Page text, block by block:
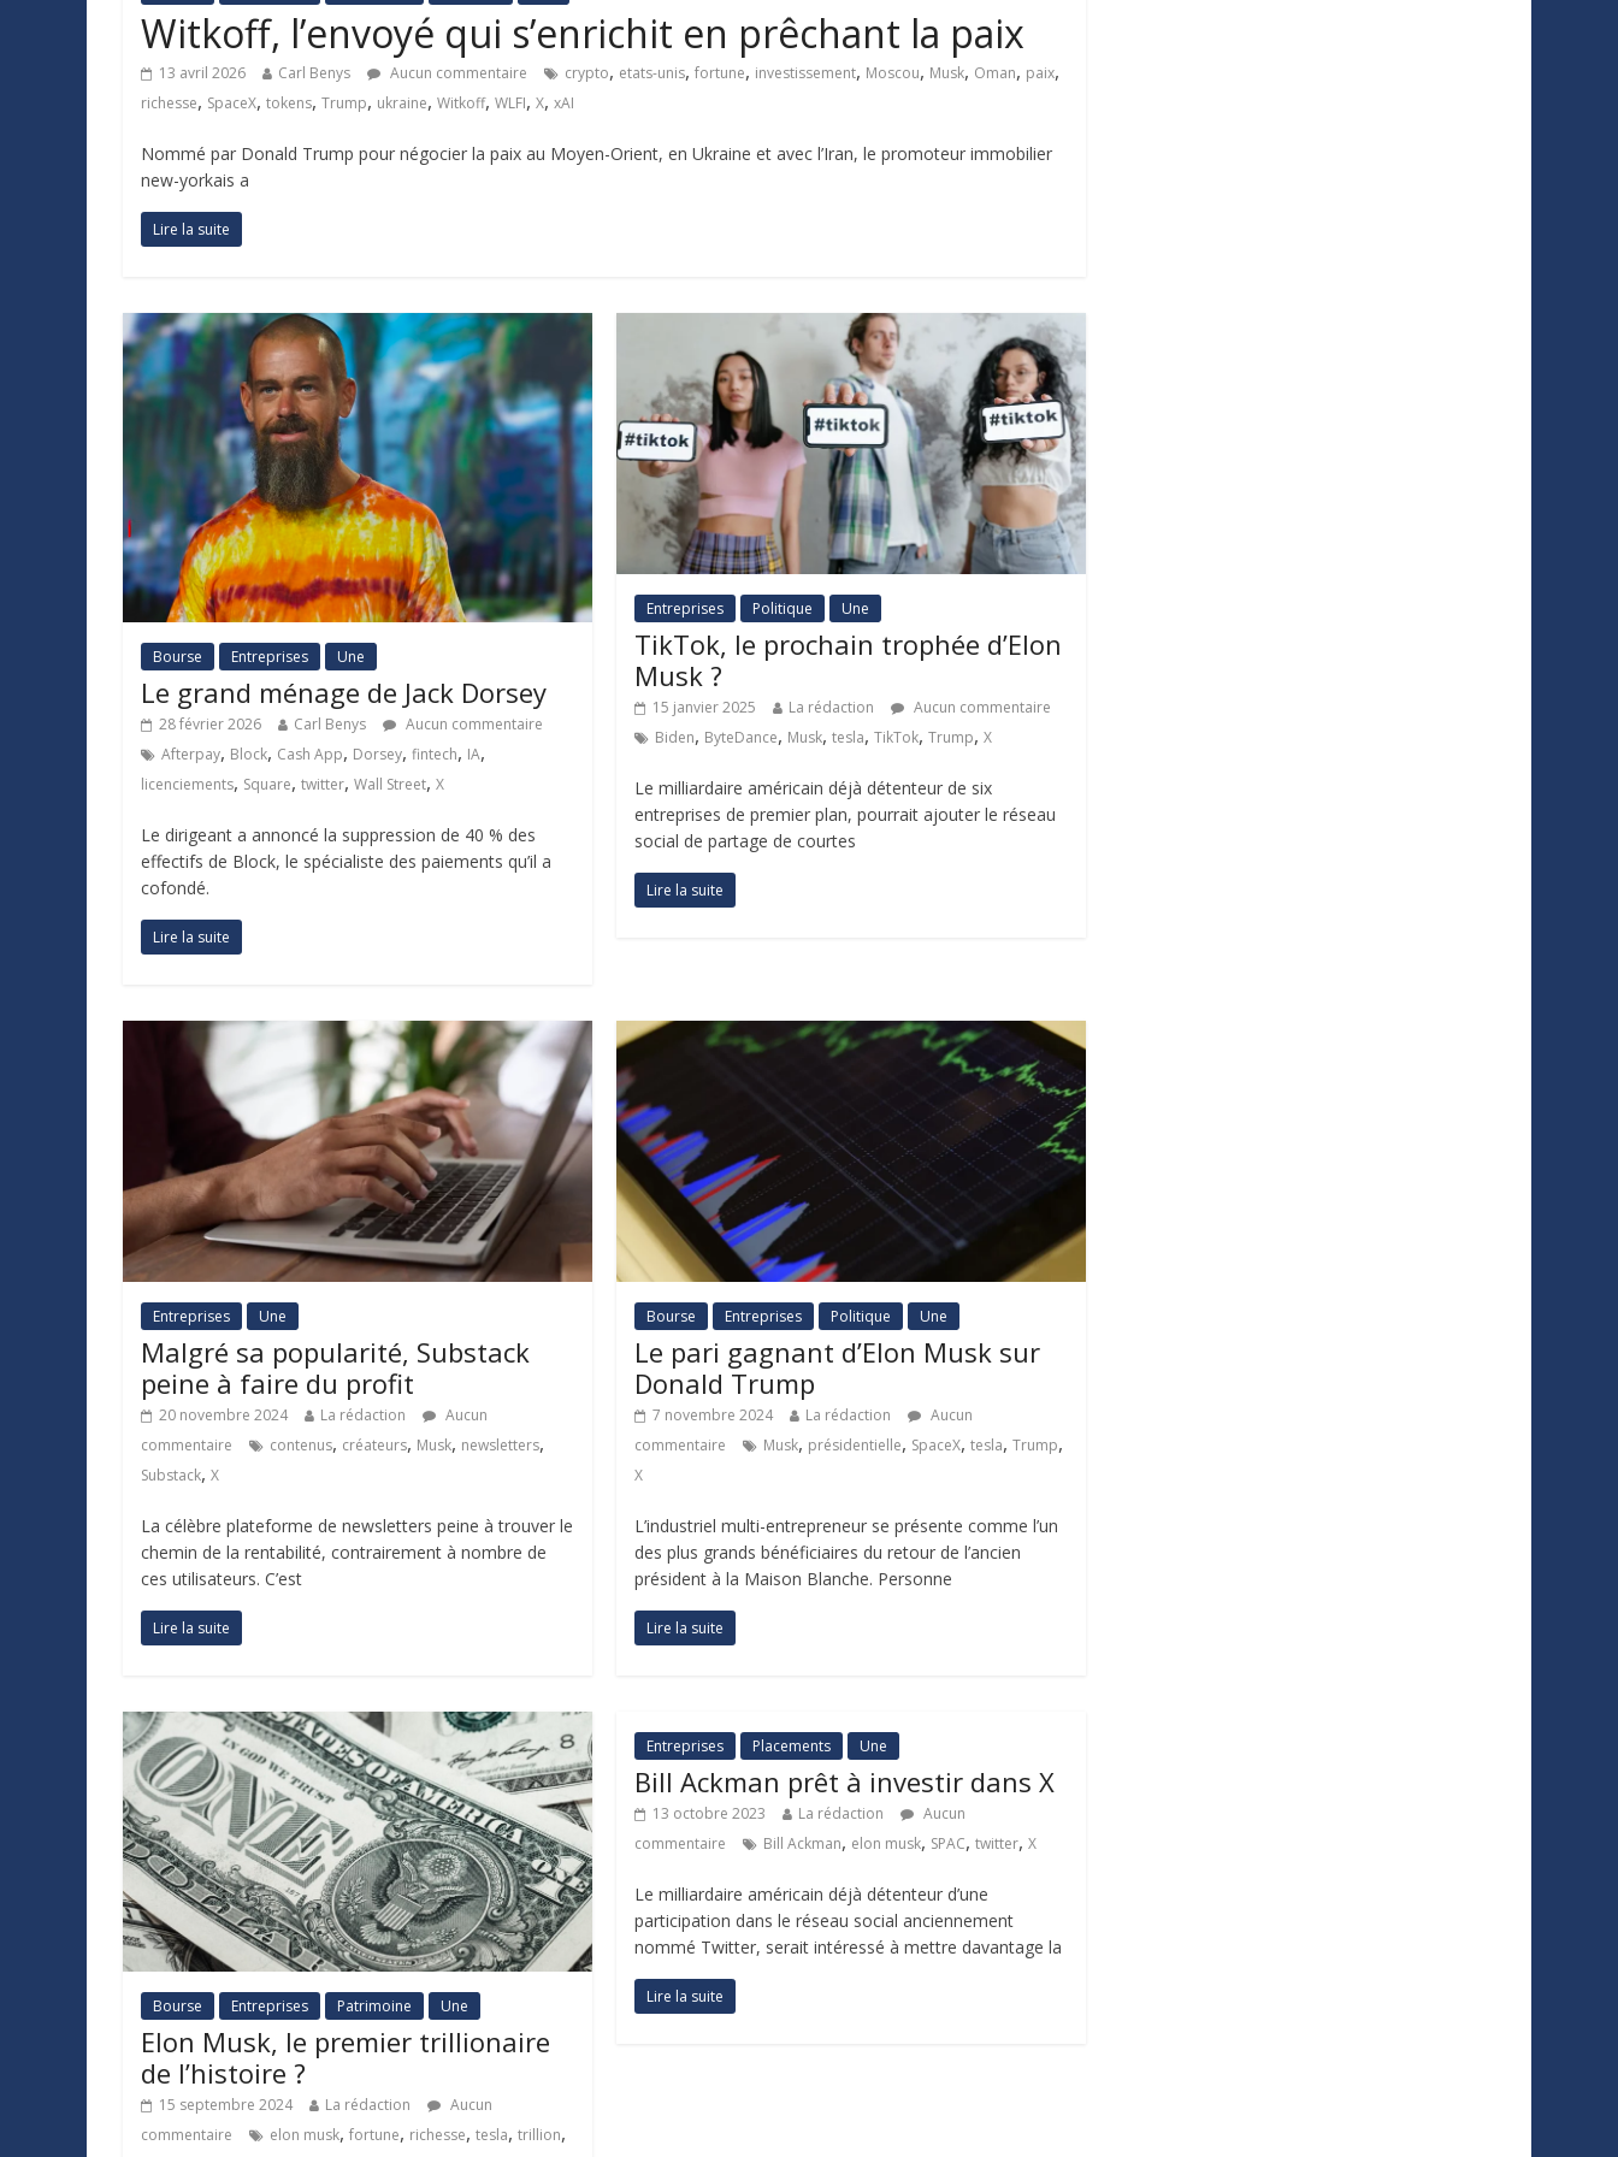
Witkoff, l’envoyé qui s’enrichit en prêchant la paix
13 avril 2026 Carl Benys Aucun commentaire crypto, etats-unis, fortune, investissement, Moscou, Musk, Oman, paix,
richesse, SpaceX, tokens, Trump, ukraine, Witkoff, WLFI, X, xAI
Nommé par Donald Trump pour négocier la paix au Moyen-Orient, en Ukraine et avec l’Iran, le promoteur immobilier
new-yorkais a
Lire la suite
Bourse Entreprises Une
Le grand ménage de Jack Dorsey
28 février 2026 Carl Benys
Aucun commentaire
Afterpay, Block, Cash App, Dorsey, fintech, IA,
licenciements, Square, twitter, Wall Street, X
Le dirigeant a annoncé la suppression de 40 % des
effectifs de Block, le spécialiste des paiements qu’il a
cofondé.
Lire la suite
Entreprises Politique Une
TikTok, le prochain trophée d’Elon
Musk ?
15 janvier 2025 La rédaction
Aucun commentaire
Biden, ByteDance, Musk,tesla,TikTok,Trump,X
Le milliardaire américain déjà détenteur de six
entreprises de premier plan, pourrait ajouter le réseau
social de partage de courtes
Lire la suite
Entreprises Une
Malgré sa popularité, Substack
peine à faire du profit
20 novembre 2024 La rédaction
Aucun
commentaire
contenus, créateurs, Musk, newsletters,
Substack, X
La célèbre plateforme de newsletters peine à trouver le
chemin de la rentabilité, contrairement à nombre de
ces utilisateurs. C’est
Lire la suite
Bourse Entreprises Politique Une
Le pari gagnant d’Elon Musk sur
Donald Trump
7 novembre 2024 La rédaction
Aucun
commentaire
Musk, présidentielle, SpaceX,tesla,Trump,
X
L’industriel multi-entrepreneur se présente comme l’un
des plus grands bénéficiaires du retour de l’ancien
président à la Maison Blanche. Personne
Lire la suite
Bourse Entreprises Patrimoine Une
Elon Musk, le premier trillionaire
de l’histoire ?
15 septembre 2024 La rédaction
Aucun
commentaire
elon musk, fortune, richesse, tesla, trillion,
Entreprises Placements Une
Bill Ackman prêt à investir dans X
13 octobre 2023 La rédaction
Aucun
commentaire
Bill Ackman, elon musk, SPAC,twitter,X
Le milliardaire américain déjà détenteur d’une
participation dans le réseau social anciennement
nommé Twitter, serait intéressé à mettre davantage la
Lire la suite